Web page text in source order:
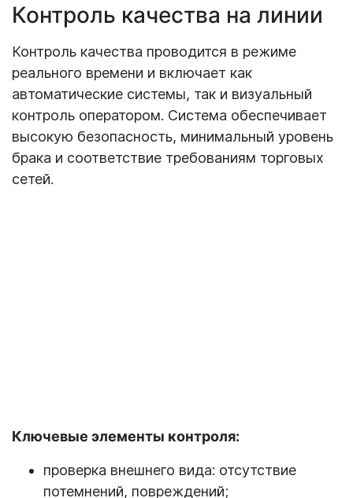
Контроль качества на линии
Контроль качества проводится в режиме
реального времени и включает как
автоматические системы, так и визуальный
контроль оператором. Система обеспечивает
высокую безопасность, минимальный уровень
брака и соответствие требованиям торговых
сетей.
Ключевые элементы контроля:
проверка внешнего вида: отсутствие
потемнений, повреждений;